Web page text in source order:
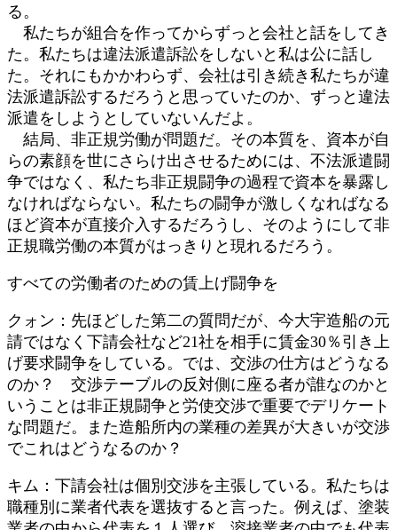
る。
私たちが組合を作ってからずっと会社と話をしてき
た。私たちは違法派遣訴訟をしないと私は公に話し
た。それにもかかわらず、会社は引き続き私たちが違
法派遣訴訟するだろうと思っていたのか、ずっと違法
派遣をしようとしていないんだよ。
結局、非正規労働が問題だ。その本質を、資本が自
らの素顔を世にさらけ出させるためには、不法派遣闘
争ではなく、私たち非正規闘争の過程で資本を暴露し
なければならない。私たちの闘争が激しくなればなる
ほど資本が直接介入するだろうし、そのようにして非
正規職労働の本質がはっきりと現れるだろう。
すべての労働者のための賃上げ闘争を
クォン：先ほどした第二の質問だが、今大宇造船の元
請ではなく下請会社など21社を相手に賃金30％引き上
げ要求闘争をしている。では、交渉の仕方はどうなる
のか？ 交渉テーブルの反対側に座る者が誰なのかと
いうことは非正規闘争と労使交渉で重要でデリケート
な問題だ。また造船所内の業種の差異が大きいが交渉
でこれはどうなるのか？
キム：下請会社は個別交渉を主張している。私たちは
職種別に業者代表を選抜すると言った。例えば、塗装